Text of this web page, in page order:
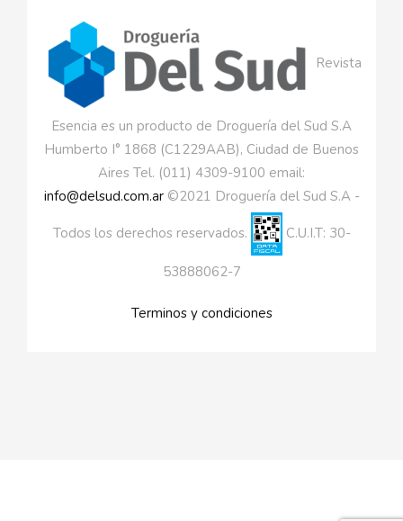
Revista
Esencia es un producto de Droguería del Sud S.A
Humberto I° 1868 (C1229AAB), Ciudad de Buenos
Aires Tel. (011) 4309-9100 email:
info@delsud.com.ar©2021 Droguería del Sud S.A -
Todos los derechos reservados. C.U.I.T: 30-
53888062-7
Terminos y condiciones